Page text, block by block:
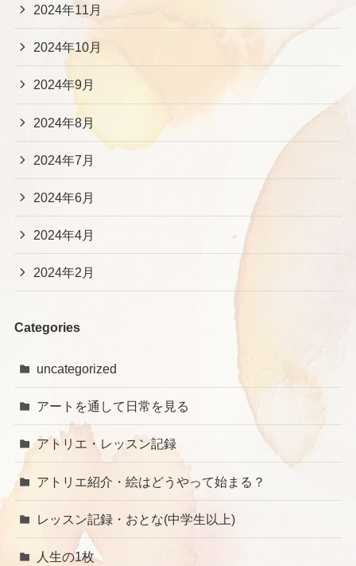
2024年11月
2024年10月
2024年9月
2024年8月
2024年7月
2024年6月
2024年4月
2024年2月
Categories
uncategorized
アートを通して日常を見る
アトリエ・レッスン記録
アトリエ紹介・絵はどうやって始まる？
レッスン記録・おとな(中学生以上)
人生の1枚